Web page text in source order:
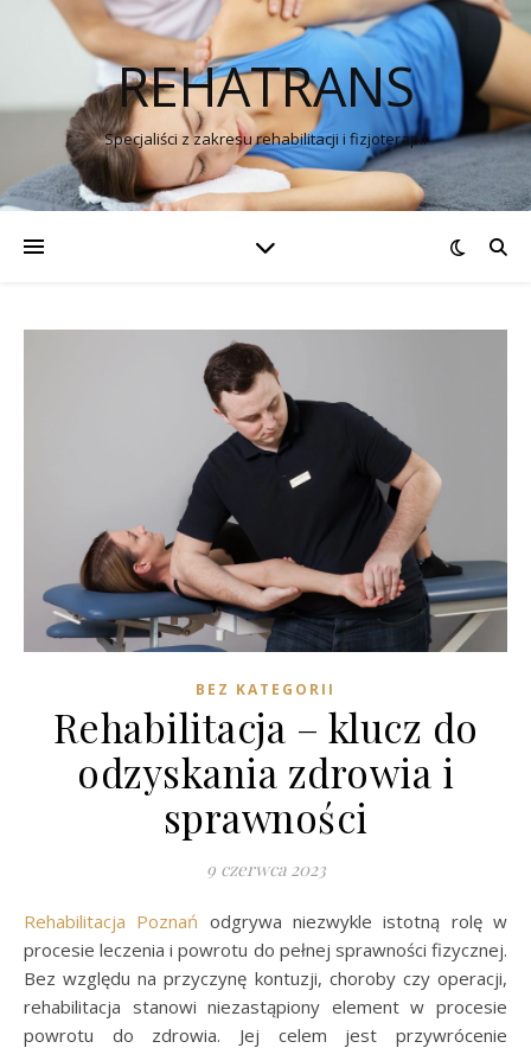
REHATRANS
Specjaliści z zakresu rehabilitacji i fizjoterapii
BEZ KATEGORII
Rehabilitacja – klucz do
odzyskania zdrowia i
sprawności
9 czerwca 2023
Rehabilitacja Poznań odgrywa niezwykle istotną rolę w
procesie leczenia i powrotu do pełnej sprawności fizycznej.
Bez względu na przyczynę kontuzji, choroby czy operacji,
rehabilitacja stanowi niezastąpiony element w procesie
powrotu do zdrowia. Jej celem jest przywrócenie